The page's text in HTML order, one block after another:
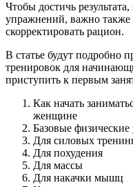
Чтобы достичь
упражнений, важно
скорректировать рацион.
В статье будут подробно
тренировок для
приступить к первым
Как начать
женщине
Базовые
Для силовых
Для похудения
Для массы
Для накачки мышц